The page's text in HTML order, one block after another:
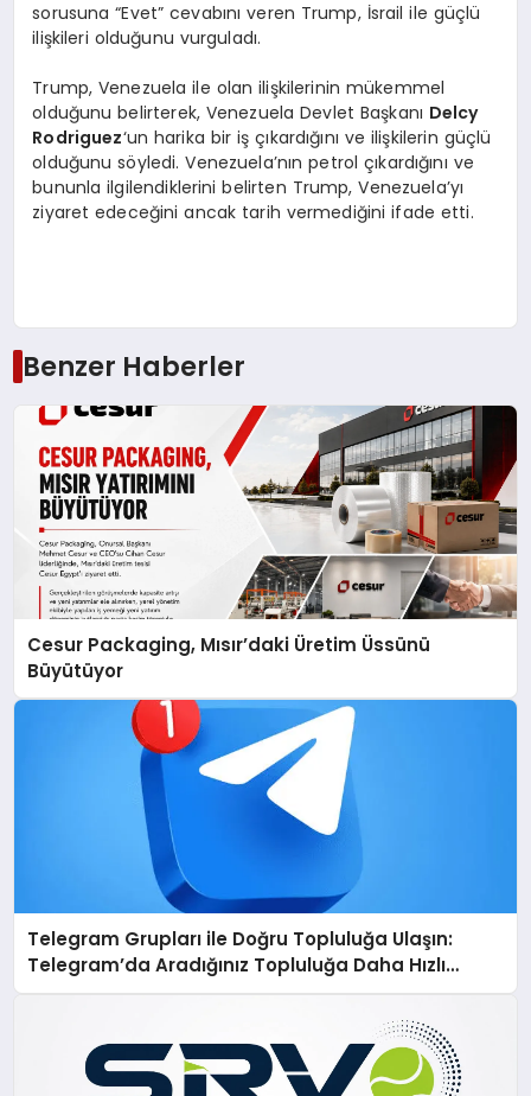
sorusuna “Evet” cevabını veren Trump, İsrail ile güçlü
ilişkileri olduğunu vurguladı.
Trump, Venezuela ile olan ilişkilerinin mükemmel
olduğunu belirterek, Venezuela Devlet Başkanı Delcy
Rodriguez‘un harika bir iş çıkardığını ve ilişkilerin güçlü
olduğunu söyledi. Venezuela’nın petrol çıkardığını ve
bununla ilgilendiklerini belirten Trump, Venezuela’yı
ziyaret edeceğini ancak tarih vermediğini ifade etti.
Benzer Haberler
Cesur Packaging, Mısır’daki Üretim Üssünü
Büyütüyor
Telegram Grupları ile Doğru Topluluğa Ulaşın:
Telegram’da Aradığınız Topluluğa Daha Hızlı
Ulaşın